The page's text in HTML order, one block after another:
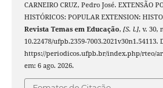
CARNEIRO CRUZ, Pedro José. EXTENSÃO
HISTÓRICOS: POPULAR EXTENSION:
Revista Temas em Educação, [S. l.], v. 30,
10.22478/ufpb.2359-
https://periodicos.ufpb.br/index.php/rteo/
em: 6 ago. 2026.